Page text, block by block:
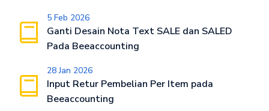
5 Feb 2026
Ganti Desain Nota Text SALE dan SALED
Pada Beeaccounting
28 Jan 2026
Input Retur Pembelian Per Item pada
Beeaccounting